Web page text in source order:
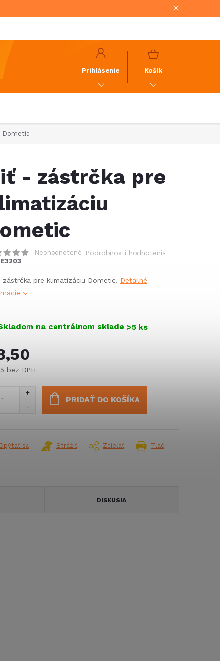
Prihlásenie
NÁKUPNÝ
Košík
Dometic
- zástrčka pre
Neohodnotené Podrobnosti hodnotenia
E3203
zástrčka pre klimatizáciu Dometic. Detailné
na centrálnom sklade >5 ks
bez DPH
PRIDAŤ DO KOŠÍKA
Tlač
Opýtať sa Strážiť Zdieľať
DISKUSIA